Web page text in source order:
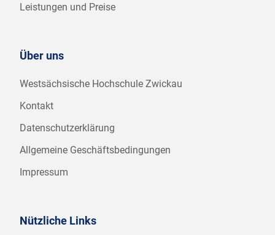
Leistungen und Preise
Über uns
Westsächsische Hochschule Zwickau
Kontakt
Datenschutzerklärung
Allgemeine Geschäftsbedingungen
Impressum
Nützliche Links